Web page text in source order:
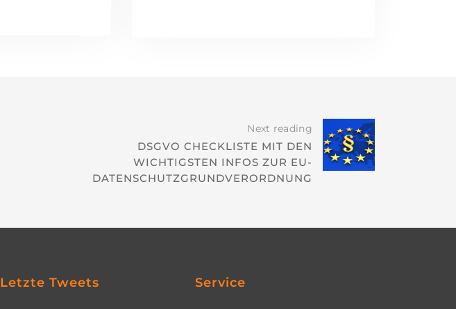
Next reading
DSGVO CHECKLISTE MIT DEN
WICHTIGSTEN INFOS ZUR EU-
DATENSCHUTZGRUNDVERORDNUNG
Letzte Tweets Service